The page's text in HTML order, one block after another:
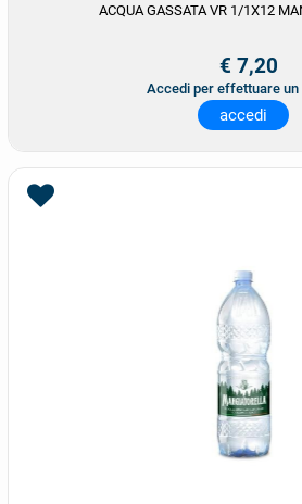
ACQUA GASSATA VR 1/1X12
€ 7,20
Accedi per effettuare un
accedi